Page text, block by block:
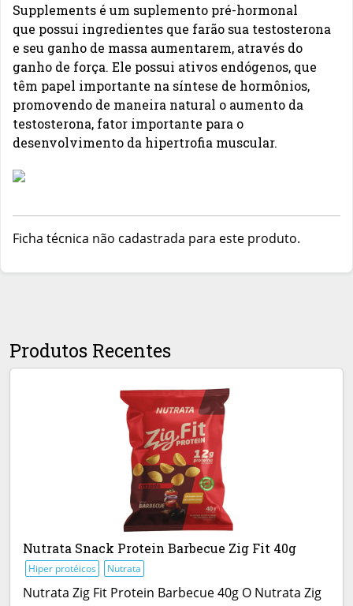
Supplements é um suplemento pré-hormonal
que possui ingredientes que farão sua testosterona
e seu ganho de massa aumentarem, através do
ganho de força. Ele possui ativos endógenos, que
têm papel importante na síntese de hormônios,
promovendo de maneira natural o aumento da
testosterona, fator importante para o
desenvolvimento da hipertrofia muscular.
Ficha técnica não cadastrada para este produto.
Produtos Recentes
Nutrata Snack Protein Barbecue Zig Fit 40g
Hiper protéicos Nutrata
Nutrata Zig Fit Protein Barbecue 40g O Nutrata Zig